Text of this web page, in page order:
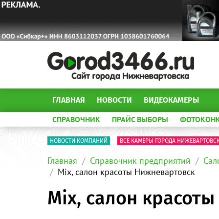
ГЛАВНАЯ НОВОСТИ ВИДЕОКАМЕРЫ
СПРАВОЧНИК ПРАЙС ВЫБОРЫ
НОВОСТИ КОМПАНИЙ ВСЕ КАМЕРЫ ГОРОДА
Главная Справочник предприятий
Mix, салон красоты Нижневартовск
Mix, салон